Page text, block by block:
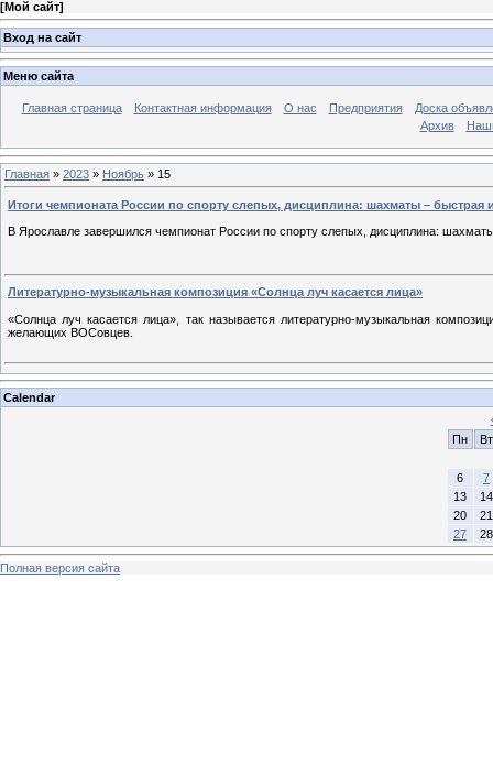
[Мой сайт]
Вход на сайт
Меню сайта
Главная страница Контактная информация О нас Предприятия
Доска
Архив
Главная » 2023 » Ноябрь » 15
Итоги чемпионата России по спорту слепых, дисциплина: шахматы –
В Ярославле завершился чемпионат России по спорту слепых, дисциплина:
Литературно-музыкальная композиция «Солнца луч касается лица»
«Солнца луч касается лица», так называется литературно-музыкальная
желающих ВОСовцев.
Calendar
Пн
Вт
6
7
13
14
20
21
27
28
Полная версия сайта